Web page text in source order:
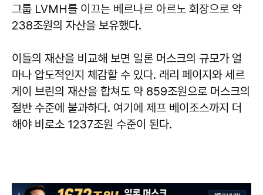
그룹 LVMH를 이끄는 베르나르 아르노 회장으로 약
238조원의 자산을 보유했다.
이들의 재산을 비교해 보면 일론 머스크의 규모가 얼
마나 압도적인지 체감할 수 있다. 래리 페이지와 세르
게이 브린의 재산을 합쳐도 약 859조원으로 머스크의
절반 수준에 불과하다. 여기에 제프 베이조스까지 더
해야 비로소 1237조원 수준이 된다.